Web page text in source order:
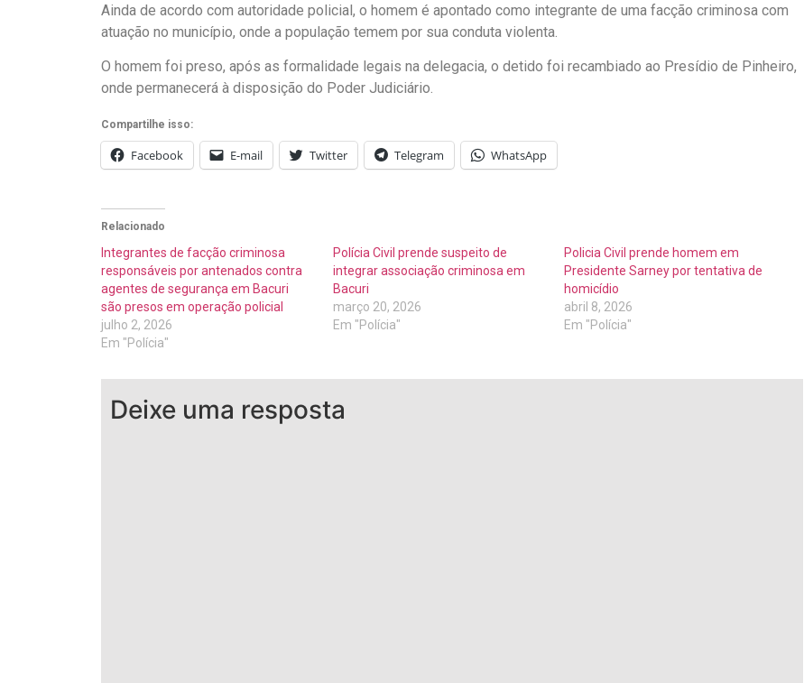
Ainda de acordo com autoridade policial, o homem é apontado como integrante de uma facção criminosa com
atuação no município, onde a população temem por sua conduta violenta.
O homem foi preso, após as formalidade legais na delegacia, o detido foi recambiado ao Presídio de Pinheiro,
onde permanecerá à disposição do Poder Judiciário.
Compartilhe isso:
Facebook E-mail Twitter Telegram WhatsApp
Relacionado
Integrantes de facção criminosa
responsáveis por antenados contra
agentes de segurança em Bacuri
são presos em operação policial
julho 2, 2026
Em "Polícia"
Polícia Civil prende suspeito de
integrar associação criminosa em
Bacuri
março 20, 2026
Em "Polícia"
Policia Civil prende homem em
Presidente Sarney por tentativa de
homicídio
abril 8, 2026
Em "Polícia"
Deixe uma resposta